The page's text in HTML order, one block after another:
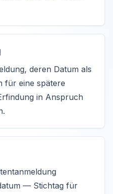
deren Datum als
für eine spätere
in Anspruch
— Stichtag für